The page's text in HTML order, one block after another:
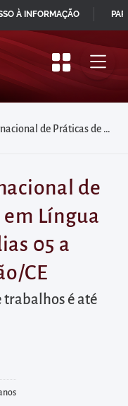
em Língua Inglesa acontece dias 05 a 07/06, em Redenção/CE
de
Língua
05 a
CE
trabalhos é até
À INFORMAÇÃO